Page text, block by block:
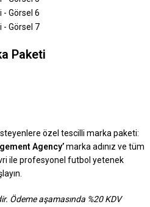
Paketi
özel tescilli marka paketi:
Agency’marka adınız ve tüm
ile profesyonel futbol yetenek
Ödeme aşamasında %20 KDV